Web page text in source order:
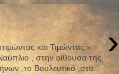
›
και Τιμώντας »
, στην αίθουσα της
,το Βουλευτικό ,στο...